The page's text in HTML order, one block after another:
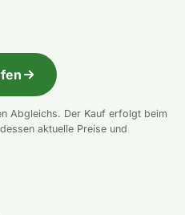
Abgleichs. Der Kauf erfolgt beim
aktuelle Preise und